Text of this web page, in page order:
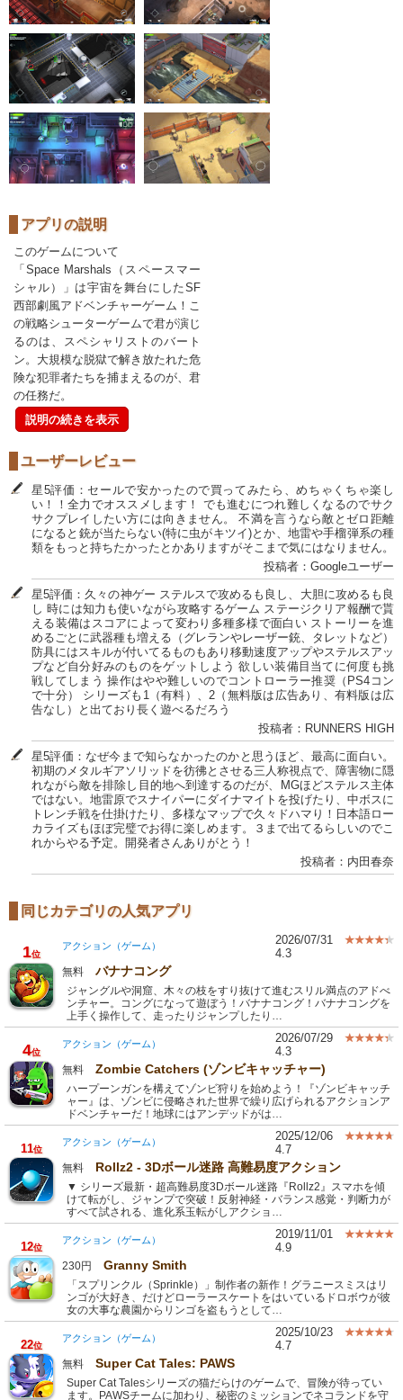
アプリの説明
このゲームについて
「Space Marshals（スペースマー
シャル）」は宇宙を舞台にしたSF
西部劇風アドベンチャーゲーム！こ
の戦略シューターゲームで君が演じ
るのは、スペシャリストのバート
ン。大規模な脱獄で解き放たれた危
険な犯罪者たちを捕まえるのが、君
の任務だ。
説明の続きを表示
ユーザーレビュー
星5評価：セールで安かったので買ってみたら、めちゃくちゃ楽し
い！！全力でオススメします！ でも進むにつれ難しくなるのでサク
サクプレイしたい方には向きません。 不満を言うなら敵とゼロ距離
になると銃が当たらない(特に虫がキツイ)とか、地雷や手榴弾系の種
類をもっと持ちたかったとかありますがそこまで気にはなりません。
投稿者：Googleユーザー
星5評価：久々の神ゲー ステルスで攻めるも良し、大胆に攻めるも良
し 時には知力も使いながら攻略するゲーム ステージクリア報酬で貰
える装備はスコアによって変わり多種多様で面白い ストーリーを進
めるごとに武器種も増える（グレランやレーザー銃、タレットなど）
防具にはスキルが付いてるものもあり移動速度アップやステルスアッ
プなど自分好みのものをゲットしよう 欲しい装備目当てに何度も挑
戦してしまう 操作はやや難しいのでコントローラー推奨（PS4コン
で十分） シリーズも1（有料）、2（無料版は広告あり、有料版は広
告なし）と出ており長く遊べるだろう
投稿者：RUNNERS HIGH
星5評価：なぜ今まで知らなかったのかと思うほど、最高に面白い。
初期のメタルギアソリッドを彷彿とさせる三人称視点で、障害物に隠
れながら敵を排除し目的地へ到達するのだが、MGほどステルス主体
ではない。地雷原でスナイパーにダイナマイトを投げたり、中ボスに
トレンチ戦を仕掛けたり、多様なマップで久々ドハマり！日本語ロー
カライズもほぼ完璧でお得に楽しめます。３まで出てるらしいのでこ
れからやる予定。開発者さんありがとう！
投稿者：内田春奈
同じカテゴリの人気アプリ
1位
アクション（ゲーム）
2026/07/31
4.3
無料 バナナコング
ジャングルや洞窟、木々の枝をすり抜けて進むスリル満点のアドべ
ンチャー。コングになって遊ぼう！バナナコング！バナナコングを
上手く操作して、走ったりジャンプしたり…
4位
アクション（ゲーム）
2026/07/29
4.3
無料 Zombie Catchers (ゾンビキャッチャー)
ハープーンガンを構えてゾンビ狩りを始めよう！『ゾンビキャッチ
ャー』は、ゾンビに侵略された世界で繰り広げられるアクションア
ドベンチャーだ！地球にはアンデッドがは…
11位
アクション（ゲーム）
2025/12/06
4.7
無料 Rollz2 - 3Dボール迷路 高難易度アクション
▼ シリーズ最新・超高難易度3Dボール迷路『Rollz2』スマホを傾
けて転がし、ジャンプで突破！反射神経・バランス感覚・判断力が
すべて試される、進化系玉転がしアクショ…
12位
アクション（ゲーム）
2019/11/01
4.9
230円 Granny Smith
「スプリンクル（Sprinkle）」制作者の新作！グラニースミスはリ
ンゴが大好き、だけどローラースケートをはいているドロボウが彼
女の大事な農園からリンゴを盗もうとして…
22位
アクション（ゲーム）
2025/10/23
4.7
無料 Super Cat Tales: PAWS
Super Cat Talesシリーズの猫だらけのゲームで、冒険が待ってい
ます。PAWSチームに加わり、秘密のミッションでネコランドを守